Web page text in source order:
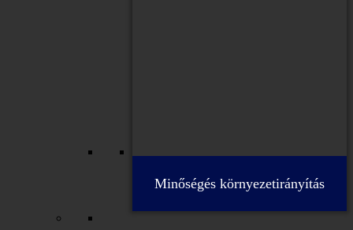
Minőségés környezetirányítás